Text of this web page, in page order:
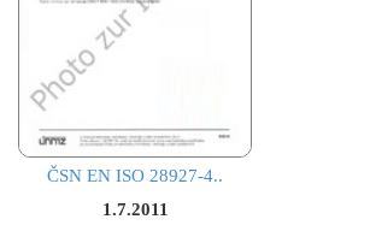
ČSN EN ISO 28927-4..
1.7.2011